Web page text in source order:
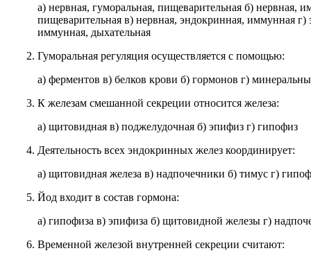
а) нервная, гуморальная, пищеварительная б) нервная,
пищеварительная в) нервная, эндокринная, иммунная г)
иммунная, дыхательная
Гуморальная регуляция осуществляется с помощью:
а) ферментов в) белков крови б) гормонов г)
К железам смешанной секреции относится железа:
а) щитовидная в) поджелудочная б) эпифиз г) гипофиз
Деятельность всех эндокринных желез координирует:
а) щитовидная железа в) надпочечники б) тимус г)
Йод входит в состав гормона:
а) гипофиза в) эпифиза б) щитовидной железы г)
Временной железой внутренней секреции считают: